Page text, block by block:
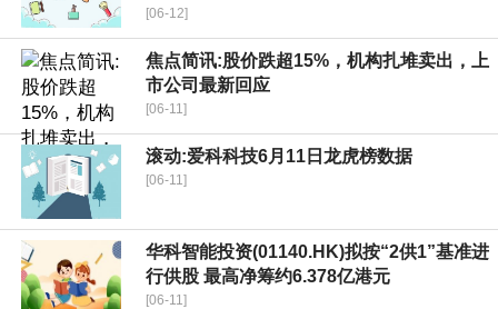
[06-12]
焦点简讯:股价跌超15%，机构扎堆卖出，上
市公司最新回应
[06-11]
滚动:爱科科技6月11日龙虎榜数据
[06-11]
华科智能投资(01140.HK)拟按“2供1”基准进
行供股 最高净筹约6.378亿港元
[06-11]